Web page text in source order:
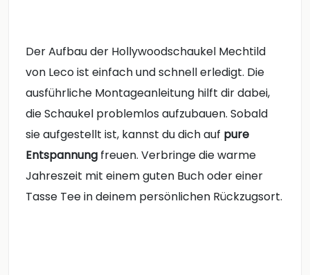
Der Aufbau der Hollywoodschaukel Mechtild
von Leco ist einfach und schnell erledigt. Die
ausführliche Montageanleitung hilft dir dabei,
die Schaukel problemlos aufzubauen. Sobald
sie aufgestellt ist, kannst du dich auf pure
Entspannung freuen. Verbringe die warme
Jahreszeit mit einem guten Buch oder einer
Tasse Tee in deinem persönlichen Rückzugsort.